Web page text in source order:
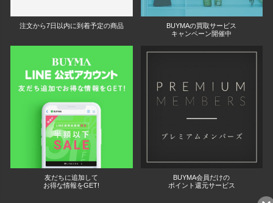
注文から7日以内に到着予定の商品
BUYMAの買取サービス
キャンペーン開催中
友だちに追加して
お得な情報をGET!
BUYMA会員だけの
ポイント還元サービス